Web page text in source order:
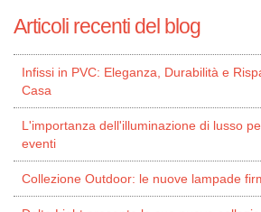
Articoli recenti del blog
Infissi in PVC: Eleganza, Durabilità e
Casa
L'importanza dell'illuminazione di lusso
eventi
Collezione Outdoor: le nuove lampade